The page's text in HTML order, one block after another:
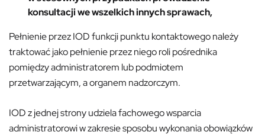
konsultacji we wszelkich innych sprawach,
Pełnienie przez IOD funkcji punktu kontaktowego należy
traktować jako pełnienie przez niego roli pośrednika
pomiędzy administratorem lub podmiotem
przetwarzającym, a organem nadzorczym.
IOD z jednej strony udziela fachowego wsparcia
administratorowi w zakresie sposobu wykonania obowiązków